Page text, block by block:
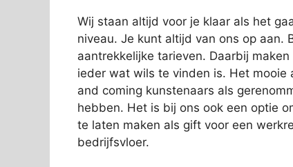
Wij staan altijd voor je klaar als het
niveau. Je kunt altijd van ons op aan.
aantrekkelijke tarieven. Daarbij
ieder wat wils te vinden is. Het
and coming kunstenaars als
hebben. Het is bij ons ook een optie
te laten maken als gift voor een
bedrijfsvloer.